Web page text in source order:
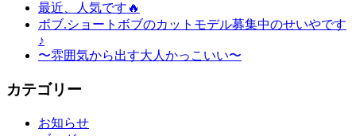
最近、人気です🔥
ボブ.ショートボブのカットモデル募集中のせいやです
♪
〜雰囲気から出す大人かっこいい〜
カテゴリー
お知らせ